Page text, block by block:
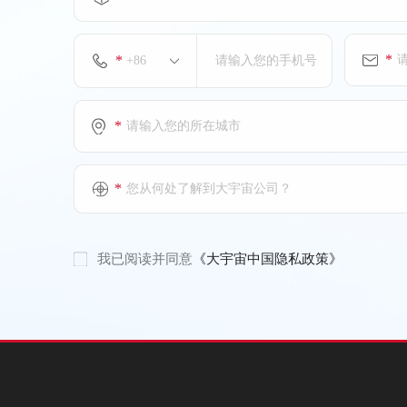
* *
*
您从何处了解到大宇宙公司？
*
我已阅读并同意 《大宇宙中国隐私政策》